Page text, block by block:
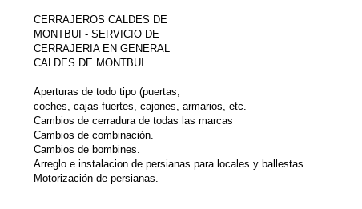
CERRAJEROS CALDES DE
MONTBUI - SERVICIO DE
CERRAJERIA EN GENERAL
CALDES DE MONTBUI
Aperturas de todo tipo (puertas,
coches, cajas fuertes, cajones, armarios, etc.
Cambios de cerradura de todas las marcas
Cambios de combinación.
Cambios de bombines.
Arreglo e instalacion de persianas para locales y ballestas.
Motorización de persianas.